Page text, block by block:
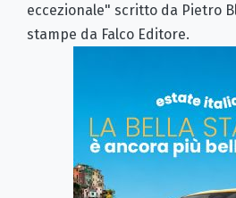
eccezionale" scritto da Pietro
stampe da Falco Editore.